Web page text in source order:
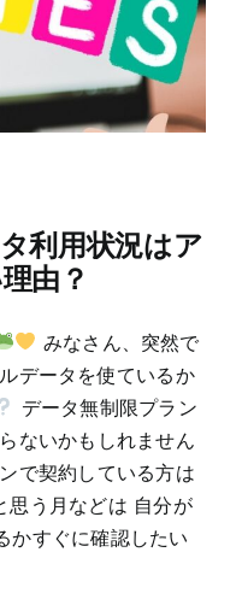
利用状況はア
由？
みなさん、突然で
データを使ているか
データ無制限プラン
ないかもしれません
で契約している方は
思う月などは 自分が
かすぐに確認したい